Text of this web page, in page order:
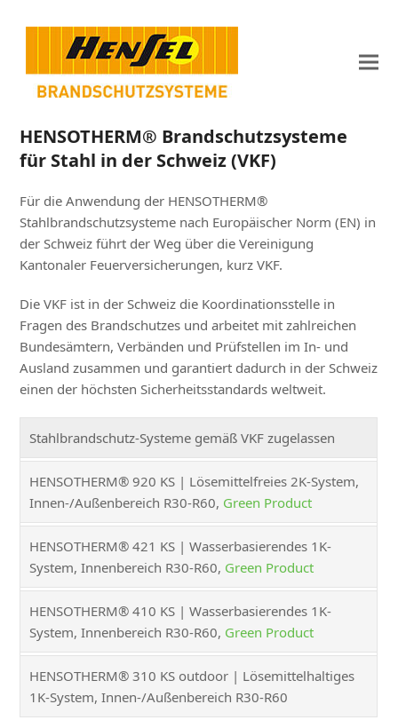
HENSOTHERM® Brandschutzsysteme
für Stahl in der Schweiz (VKF)
Für die Anwendung der HENSOTHERM®
Stahlbrandschutzsysteme nach Europäischer Norm (EN) in
der Schweiz führt der Weg über die Vereinigung
Kantonaler Feuerversicherungen, kurz VKF.
Die VKF ist in der Schweiz die Koordinationsstelle in
Fragen des Brandschutzes und arbeitet mit zahlreichen
Bundesämtern, Verbänden und Prüfstellen im In- und
Ausland zusammen und garantiert dadurch in der Schweiz
einen der höchsten Sicherheitsstandards weltweit.
Stahlbrandschutz-Systeme gemäß VKF zugelassen
HENSOTHERM® 920 KS | Lösemittelfreies 2K-System,
Innen-/Außenbereich R30-R60, Green Product
HENSOTHERM® 421 KS | Wasserbasierendes 1K-
System, Innenbereich R30-R60, Green Product
HENSOTHERM® 410 KS | Wasserbasierendes 1K-
System, Innenbereich R30-R60, Green Product
HENSOTHERM® 310 KS outdoor | Lösemittelhaltiges
1K-System, Innen-/Außenbereich R30-R60